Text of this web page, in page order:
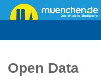
Überspringen
zum
Open Data